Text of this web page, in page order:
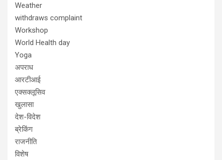
Weather
withdraws complaint
Workshop
World Health day
Yoga
अपराध
आरटीआई
एक्सक्लूसिव
खुलासा
देश-विदेश
ब्रेकिंग
राजनीति
विशेष